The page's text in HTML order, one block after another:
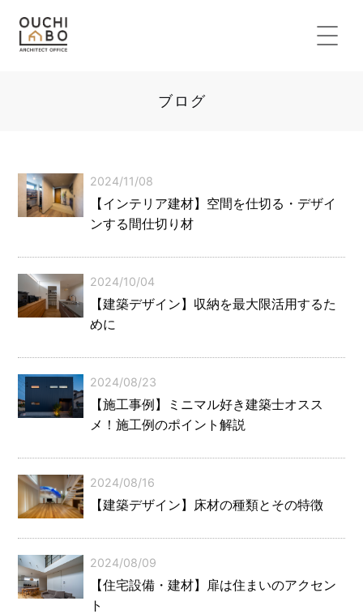
ブログ
2024/11/08
【インテリア建材】空間を仕切る・デザイ
ンする間仕切り材
2024/10/04
【建築デザイン】収納を最大限活用するた
めに
2024/08/23
【施工事例】ミニマル好き建築士オスス
メ！施工例のポイント解説
2024/08/16
【建築デザイン】床材の種類とその特徴
2024/08/09
【住宅設備・建材】扉は住まいのアクセン
ト